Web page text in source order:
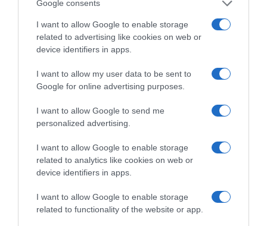
Google consents
I want to allow Google to enable storage
related to advertising like cookies on web or
device identifiers in apps.
I want to allow my user data to be sent to
Google for online advertising purposes.
I want to allow Google to send me
personalized advertising.
I want to allow Google to enable storage
related to analytics like cookies on web or
device identifiers in apps.
I want to allow Google to enable storage
related to functionality of the website or app.
αισθήσεις του
04.07.2023 - 20:45